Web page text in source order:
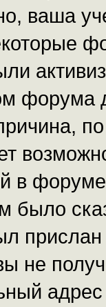
ваша
форума
в
было
не